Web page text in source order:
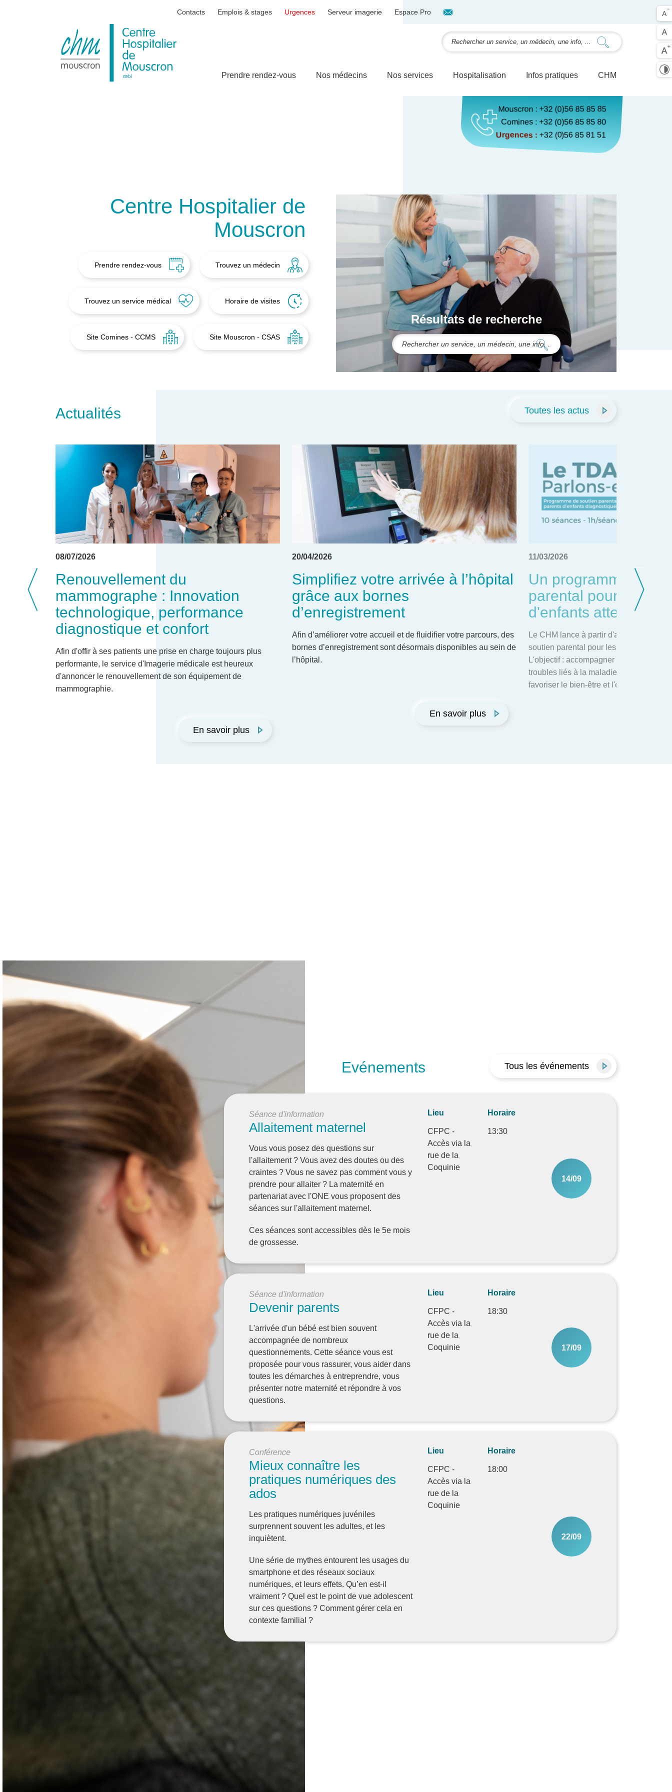
Contacts Emplois & stages Urgences Serveur imagerie Espace Pro
Centre
Hospitalier
de
Mouscron
Prendre rendez-vous Nos médecins Nos services Hospitalisation Infos pratiques CHM
Mouscron : +32 (0)56 85 85 85
Comines :+32 (0)56 85 85 80
Urgences : +32 (0)56 85 81 51
Centre Hospitalier de
Mouscron
Prendre rendez-vous Trouvez un médecin
Trouvez un service médical Horaire de visites
Site Comines - CCMS Site Mouscron - CSAS
Résultats de recherche
Actualités
08/07/2026
Renouvellement du
mammographe : Innovation
technologique, performance
diagnostique et confort
Afin d'offir à ses patients une prise en charge toujours plus
performante, le service d'Imagerie médicale est heureux
d'annoncer le renouvellement de son équipement de
mammographie.
En savoir plus
20/04/2026
Simplifiez votre arrivée à l’hôpital
grâce aux bornes
d’enregistrement
Afin d’améliorer votre accueil et de fluidifier votre parcours, des
bornes d’enregistrement sont désormais disponibles au sein de
l’hôpital.
En savoir plus
11/03/2026
Un programme de
parental pour les
d'enfants atteints de
Le CHM lance à partir d'avril 2026, un
soutien parental pour les parents
L'objectif : accompagner les familles
troubles liés à la maladie et proposer
favoriser le bien-être et l'équilibre
Toutes les actus
Evénements
Séance d'information
Allaitement maternel
Vous vous posez des questions sur
l'allaitement ? Vous avez des doutes ou des
craintes ? Vous ne savez pas comment vous y
prendre pour allaiter ? La maternité en
partenariat avec l'ONE vous proposent des
séances sur l'allaitement maternel.
Ces séances sont accessibles dès le 5e mois
de grossesse.
Lieu
CFPC -
Accès via la
rue de la
Coquinie
Horaire
13:30
14/09
Séance d'information
Devenir parents
L'arrivée d'un bébé est bien souvent
accompagnée de nombreux
questionnements. Cette séance vous est
proposée pour vous rassurer, vous aider dans
toutes les démarches à entreprendre, vous
présenter notre maternité et répondre à vos
questions.
Lieu
CFPC -
Accès via la
rue de la
Coquinie
Horaire
18:30
17/09
Conférence
Mieux connaître les
pratiques numériques des
ados
Les pratiques numériques juvéniles
surprennent souvent les adultes, et les
inquiètent.
Une série de mythes entourent les usages du
smartphone et des réseaux sociaux
numériques, et leurs effets. Qu’en est-il
vraiment ? Quel est le point de vue adolescent
sur ces questions ? Comment gérer cela en
contexte familial ?
Lieu
CFPC -
Accès via la
rue de la
Coquinie
Horaire
18:00
22/09
Tous les événements